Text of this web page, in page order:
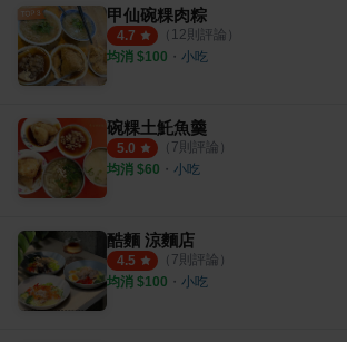
甲仙碗粿肉粽
4.7 （ 12則評論）
均消 $100 ・ 小吃
碗粿土魠魚羹
5.0 （ 7則評論）
均消 $60 ・ 小吃
酷麵 涼麵店
4.5 （ 7則評論）
均消 $100 ・ 小吃